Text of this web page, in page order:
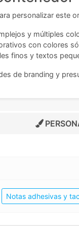
personalizar este
y múltiples
con colores
finos y textos
de branding y
Notas adhesivas y